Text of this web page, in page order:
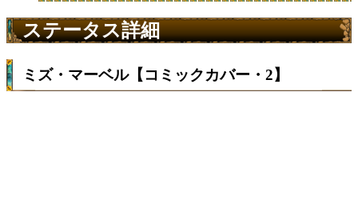
ステータス詳細
ミズ・マーベル【コミックカバー・2】